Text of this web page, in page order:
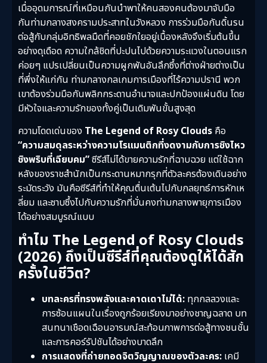
เมื่ออุดมการณ์ที่เหมือนกันนำพาให้คนสองคนต้องมาจับมือ
กันท่ามกลางสงครามประสาทในวังหลวง การร่วมมือกันดิ้นรน
ต่อสู้กับกลุ่มอิทธิพลมืดที่คอยชักใยอยู่เบื้องหลังจึงเริ่มต้นขึ้น
อย่างดุเดือด ความใกล้ชิดที่ปะปนไปด้วยความระแวงในตอนแรก
ค่อยๆ แปรเปลี่ยนเป็นความผูกพันอันลึกซึ้งที่ต่างฝ่ายต่างเป็น
ที่พึ่งให้แก่กัน ท่ามกลางกลเกมการเมืองที่ไร้ความปรานี พวก
เขาต้องร่วมมือกันพลิกกระดานอำนาจและปกป้องแผ่นดิน โดย
มีหัวใจและความรักของทั้งคู่เป็นเดิมพันขั้นสูงสุด
ความโดดเด่นของ The Legend of Rosy Clouds คือ
“ความสมดุลระหว่างความโรแมนติกที่งดงามกับการชิงไหว
ชิงพริบที่เฉียบคม”ซีรีส์ไม่ได้ขายความรักที่ฉาบฉวย แต่ใช้ฉาก
หลังของราชสำนักเป็นกระดานหมากรุกที่ตัวละครต้องเดินอย่าง
ระมัดระวัง มันคือซีรีส์ที่ทำให้คุณตื่นเต้นไปกับกลยุทธ์การหักเห
ลี่ยม และซาบซึ้งไปกับความรักที่มั่นคงท่ามกลางพายุการเมือง
ได้อย่างสมบูรณ์แบบ
ทำไม The Legend of Rosy Clouds
(2026) ถึงเป็นซีรีส์ที่คุณต้องดูให้ได้สัก
ครั้งในชีวิต?
บทละครที่ทรงพลังและคาดเดาไม่ได้: ทุกกลลวงและ
การซ้อนแผนในเรื่องถูกร้อยเรียงมาอย่างชาญฉลาด บท
สนทนาเชือดเฉือนอารมณ์สะท้อนภาพการต่อสู้ทางชนชั้น
และการคอร์รัปชันได้อย่างบาดลึก
การแสดงที่ถ่ายทอดจิตวิญญาณของตัวละคร: เคมี